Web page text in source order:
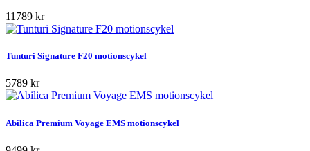
11789 kr
Tunturi Signature F20 motionscykel
5789 kr
Abilica Premium Voyage EMS motionscykel